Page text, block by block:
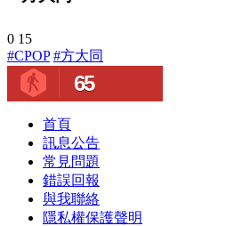
0 15
#CPOP #方大同
65
首頁
訊息公告
常見問題
錯誤回報
與我聯絡
隱私權保護聲明